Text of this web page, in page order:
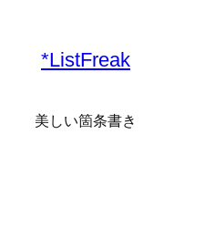
*ListFreak
美しい箇条書き